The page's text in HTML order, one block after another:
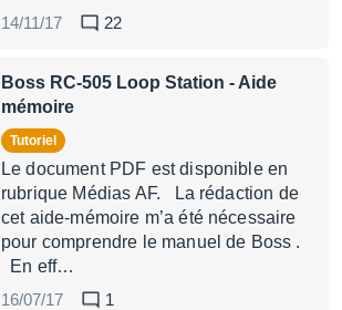
14/11/17
22
Boss RC-505 Loop Station - Aide
mémoire
Tutoriel
Le document PDF est disponible en
rubrique Médias AF. La rédaction de
cet aide-mémoire m’a été nécessaire
pour comprendre le manuel de Boss .
En eff…
16/07/17
1